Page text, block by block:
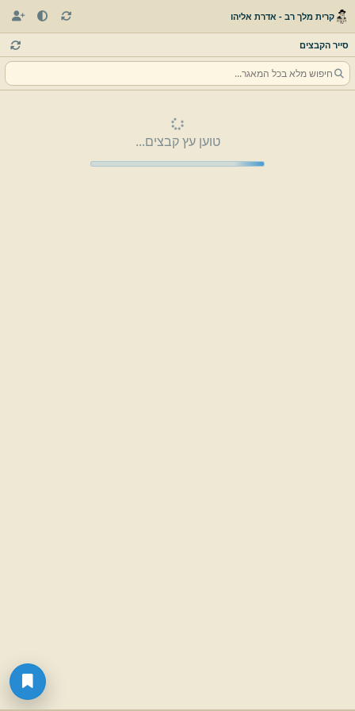
קרית מלך רב - אדרת אליהו
סייר הקבצים
טוען עץ קבצים...